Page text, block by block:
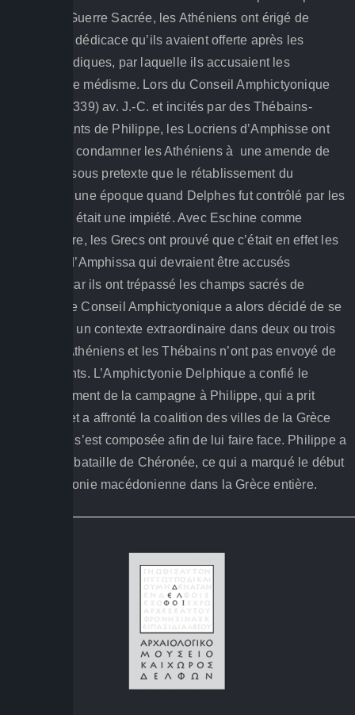
Troisième Guerre Sacrée, les Athéniens ont érigé de
nouveau la dédicace qu’ils avaient offerte après les
guerres Médiques, par laquelle ils accusaient les
Thébains de médisme. Lors du Conseil Amphictyonique
de 340 (ou 339) av. J.-C. et incités par des Thébains-
sympathisants de Philippe, les Locriens d’Amphisse ont
proposé de condamner les Athéniens à une amende de
50 talents, sous pretexte que le rétablissement du
dédicace à une époque quand Delphes fut contrôlé par les
Phocidiens était une impiété. Avec Eschine comme
intermédiaire, les Grecs ont prouvé que c’était en effet les
habitants d’Amphissa qui devraient être accusés
d’impiété, car ils ont trépassé les champs sacrés de
Delphes. Le Conseil Amphictyonique a alors décidé de se
réunir dans un contexte extraordinaire dans deux ou trois
mois. Les Athéniens et les Thébains n’ont pas envoyé de
représentants. L’Amphictyonie Delphique a confié le
commandement de la campagne à Philippe, qui a prit
Amphisse et a affronté la coalition des villes de la Grèce
du sud, qui s’est composée afin de lui faire face. Philippe a
vaincu à la bataille de Chéronée, ce qui a marqué le début
de l’hégémonie macédonienne dans la Grèce entière.